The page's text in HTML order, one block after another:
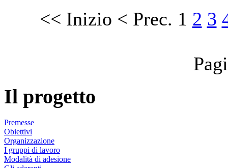
<< Inizio < Prec. 1 2 3
Il progetto
Premesse
Obiettivi
Organizzazione
I gruppi di lavoro
Modalità di adesione